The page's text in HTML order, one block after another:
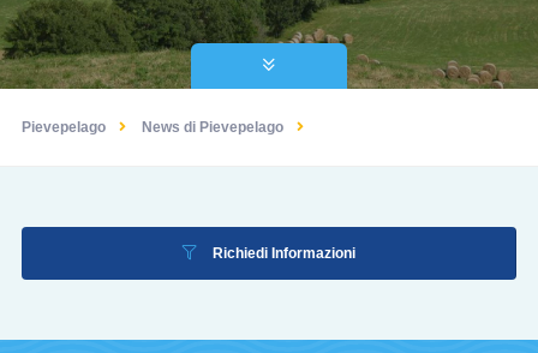
Pievepelago News di Pievepelago
Richiedi Informazioni